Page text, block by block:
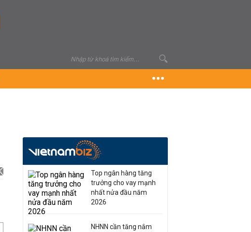
Top ngân hàng tăng
trưởng cho vay mạnh
nhất nửa đầu năm
2026
NHNN cần tăng nắm